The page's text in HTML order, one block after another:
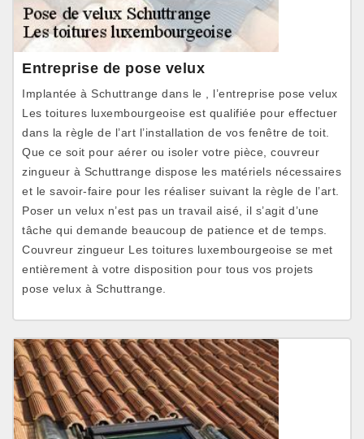
Entreprise de pose velux
Implantée à Schuttrange dans le , l’entreprise pose velux
Les toitures luxembourgeoise est qualifiée pour effectuer
dans la règle de l’art l’installation de vos fenêtre de toit.
Que ce soit pour aérer ou isoler votre pièce, couvreur
zingueur à Schuttrange dispose les matériels nécessaires
et le savoir-faire pour les réaliser suivant la règle de l’art.
Poser un velux n’est pas un travail aisé, il s’agit d’une
tâche qui demande beaucoup de patience et de temps.
Couvreur zingueur Les toitures luxembourgeoise se met
entièrement à votre disposition pour tous vos projets
pose velux à Schuttrange.